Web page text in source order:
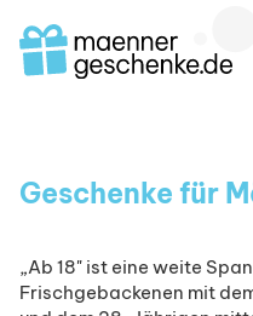
Geschenke für
„Ab 18" ist eine weite
Frischgebackenen mit